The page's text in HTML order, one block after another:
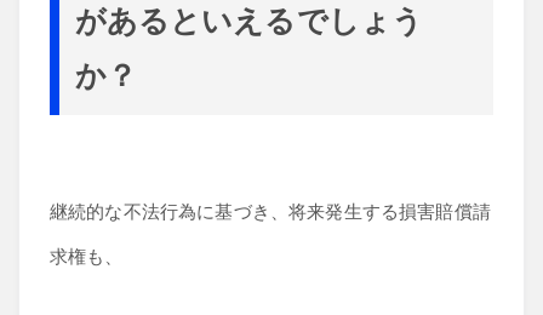
があるといえるでしょう
か？
継続的な不法行為に基づき、将来発生する損害賠償請
求権も、